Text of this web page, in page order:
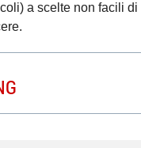
a scelte non facili